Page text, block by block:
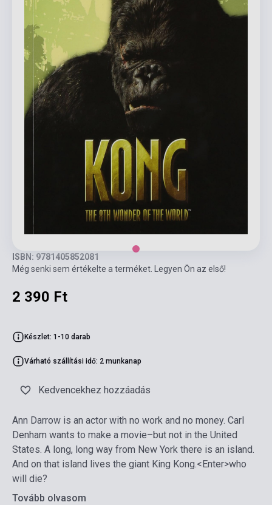
ISBN: 9781405852081
Még senki sem értékelte a terméket. Legyen Ön az első!
2 390 Ft
Készlet: 1-10 darab
Várható szállítási idő: 2 munkanap
Kedvencekhez hozzáadás
Ann Darrow is an actor with no work and no money. Carl
Denham wants to make a movie–but not in the United
States. A long, long way from New York there is an island.
And on that island lives the giant King Kong.<Enter>who
will die?
Tovább olvasom